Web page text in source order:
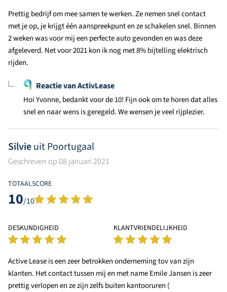
Prettig bedrijf om mee samen te werken. Ze nemen snel contact
met je op, je krijgt één aanspreekpunt en ze schakelen snel. Binnen
2 weken was voor mij een perfecte auto gevonden en was deze
afgeleverd. Net voor 2021 kon ik nog met 8% bijtelling elektrisch
rijden.
Reactie van ActivLease
Hoi Yvonne, bedankt voor de 10! Fijn ook om te horen dat alles
snel en naar wens is geregeld. We wensen je veel rijplezier.
Silvieuit Poortugaal
Geschreven op 08 januari 2021
TOTAALSCORE
10/10
DESKUNDIGHEID KLANTVRIENDELIJKHEID
Active Lease is een zeer betrokken onderneming tov van zijn
klanten. Het contact tussen mij en met name Emile Jansen is zeer
prettig verlopen en ze zijn zelfs buiten kantooruren (